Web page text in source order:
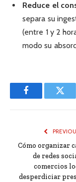
Reduce el
separa su
(entre 1 y 2
modo su
Facebook
Cómo organizar
de redes
comercios
desperdiciar